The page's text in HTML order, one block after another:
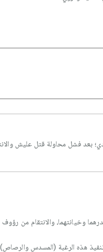
بعد فشل محاولة قتل عليش
وخيانتهما، والانتقام من رؤوف
هذه الرغبة (المسدس